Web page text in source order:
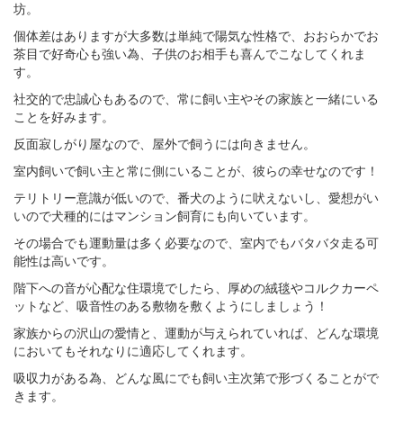
坊。
個体差はありますが大多数は単純で陽気な性格で、おおらかでお
茶目で好奇心も強い為、子供のお相手も喜んでこなしてくれま
す。
社交的で忠誠心もあるので、常に飼い主やその家族と一緒にいる
ことを好みます。
反面寂しがり屋なので、屋外で飼うには向きません。
室内飼いで飼い主と常に側にいることが、彼らの幸せなのです！
テリトリー意識が低いので、番犬のように吠えないし、愛想がい
いので犬種的にはマンション飼育にも向いています。
その場合でも運動量は多く必要なので、室内でもバタバタ走る可
能性は高いです。
階下への音が心配な住環境でしたら、厚めの絨毯やコルクカーペ
ットなど、吸音性のある敷物を敷くようにしましょう！
家族からの沢山の愛情と、運動が与えられていれば、どんな環境
においてもそれなりに適応してくれます。
吸収力がある為、どんな風にでも飼い主次第で形づくることがで
きます。